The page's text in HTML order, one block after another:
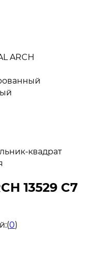
ARCH
квадрат
13529 C7
(0)